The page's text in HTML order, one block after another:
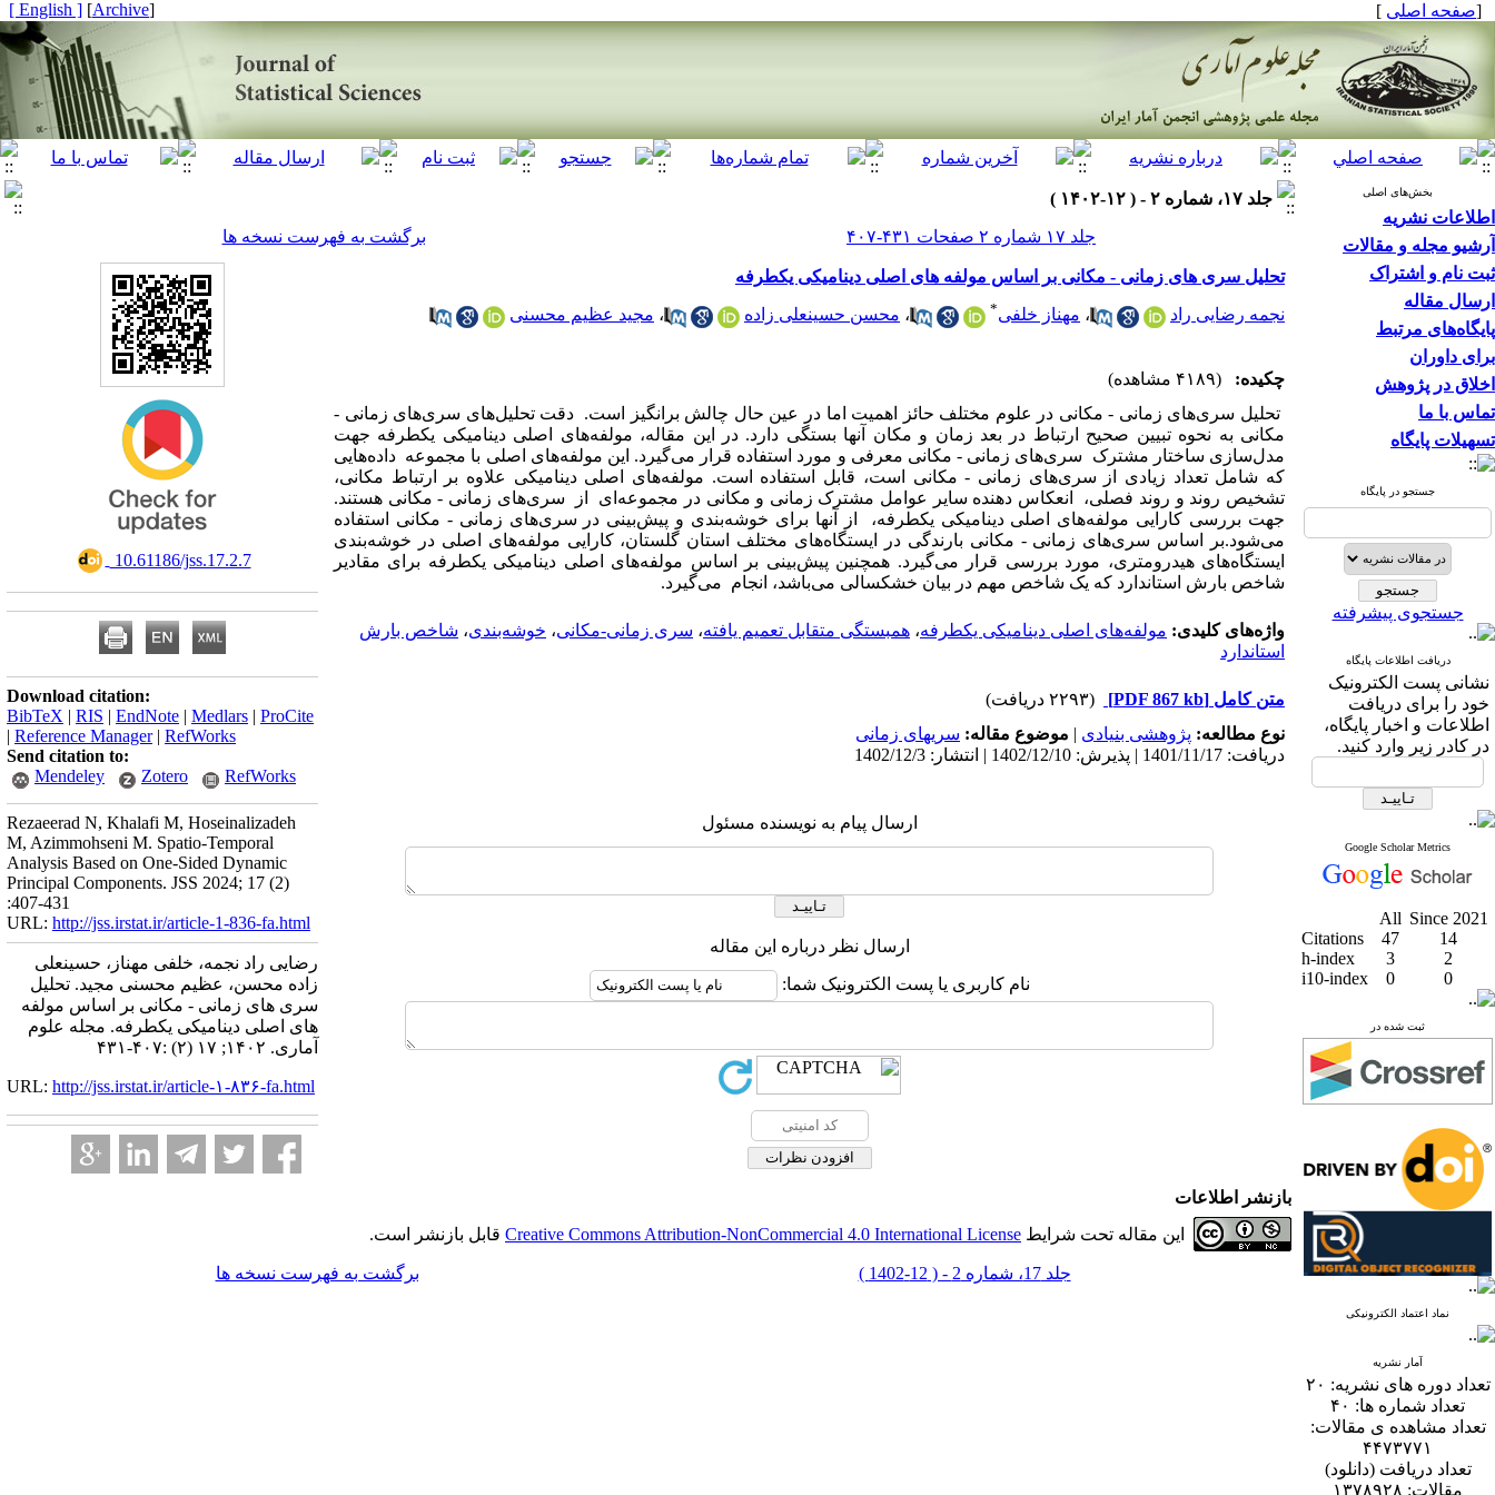
[صفحه اصلی ]
[
Archive
]
[ English ]
بخش‌های اصلی
اطلاعات نشریه
آرشیو مجله و مقالات
ثبت نام و اشتراک
ارسال مقاله
پایگاه‌های مرتبط
برای داوران
اخلاق در پژوهش
تماس با ما
تسهیلات پایگاه
جستجو در پایگاه
جستجوی پیشرفته
دریافت اطلاعات پایگاه
نشانی پست الکترونیک
خود را برای دریافت
اطلاعات و اخبار پایگاه،
در کادر زیر وارد کنید.
Google Scholar Metrics
All Since 2021
Citations
47
14
h-index
3
2
i10-index
0 0
ثبت شده در
نماد اعتماد الکترونیکی
آمار نشریه
تعداد دوره های نشریه: ۲۰
تعداد شماره ها: ۴۰
تعداد مشاهده ی مقالات:
۴۴۷۳۷۷۱
تعداد دریافت (دانلود)
مقالات: ۱۳۷۸۹۲۸
جلد ۱۷، شماره ۲ - ( ۱۲-۱۴۰۲ )
جلد ۱۷ شماره ۲ صفحات ۴۳۱-۴۰۷
برگشت به فهرست نسخه ها
تحلیل سری های زمانی - مکانی بر اساس مولفه های اصلی دینامیکی یکطرفه
نجمه رضایی راد ، مهناز خلفی* ، محسن حسینعلی زاده ، مجید عظیم محسنی
چکیده:
(۴۱۸۹ مشاهده)
تحلیل سری‌های زمانی - مکانی در علوم مختلف حائز اهمیت اما در عین حال چالش برانگیز است. دقت تحلیل‌های سری‌‌‌های زمانی -
مکانی به نحوه تبیین صحیح ارتباط در بعد زمان و مکان آنها بستگی دارد. در این مقاله، مولفه‌های اصلی دینامیکی یکطرفه جهت
مدل‌سازی ساختار مشترک سری‌های زمانی - مکانی معرفی و مورد استفاده قرار می‌گیرد. این مولفه‌های اصلی با مجموعه داده‌هایی
که شامل تعداد زیادی از سری‌های زمانی - مکانی است، قابل استفاده است. مولفه‌های اصلی دینامیکی علاوه بر ارتباط مکانی،
تشخیص روند و روند فصلی، انعکاس دهنده سایر عوامل مشترک زمانی و مکانی در مجموعه‌ای از سری‌های زمانی - مکانی هستند.
جهت بررسی کارایی مولفه‌های اصلی دینامیکی یکطرفه، از آنها برای خوشه‌‌‌بندی و پیش‌بینی در سری‌های زمانی - مکانی استفاده
می‌شود.بر اساس سری‌های زمانی - مکانی بارندگی در ایستگاه‌های مختلف استان گلستان، کارایی مولفه‌‌های اصلی در خوشه‌بندی
ایستگاه‌های هیدرومتری، مورد بررسی قرار می‌گیرد. همچنین پیش‌بینی بر اساس مولفه‌های اصلی دینامیکی یکطرفه برای مقادیر
شاخص بارش استاندارد که یک شاخص مهم در بیان خشکسالی می‌باشد، انجام می‌گیرد.
واژه‌های کلیدی: مولفه‌های اصلی دینامیکی یکطرفه، همبستگی متقابل تعمیم یافته، سری ‌زمانی-مکانی، خوشه‌بندی، شاخص بارش
استاندارد
متن کامل [PDF 867 kb]
(۲۲۹۳ دریافت)
نوع مطالعه: پژوهشی بنیادی | موضوع مقاله: سریهای زمانی
دریافت: 1401/11/17 | پذیرش: 1402/12/10 | انتشار: 1402/12/3
ارسال پیام به نویسنده مسئول
ارسال نظر درباره این مقاله
نام کاربری یا پست الکترونیک شما:
‎ 10.61186/jss.17.2.7
Download citation:
BibTeX | RIS | EndNote | Medlars | ProCite
| Reference Manager| RefWorks
Send citation to:
Mendeley
Zotero RefWorks
Rezaeerad N, Khalafi M, Hoseinalizadeh
M, Azimmohseni M. Spatio-Temporal
Analysis Based on One-Sided Dynamic
Principal Components. JSS 2024; 17 (2)
:407-431
URL: http://jss.irstat.ir/article-1-836-fa.html
رضایی راد نجمه، خلفی مهناز، حسینعلی
زاده محسن، عظیم محسنی مجید. تحلیل
سری های زمانی - مکانی بر اساس مولفه
های اصلی دینامیکی یکطرفه. مجله علوم
آماری. ۱۴۰۲; ۱۷ (۲) :۴۰۷-۴۳۱
URL: http://jss.irstat.ir/article-۱-۸۳۶-fa.html
بازنشر اطلاعات
این مقاله تحت شرایط Creative Commons Attribution-NonCommercial 4.0 International License قابل بازنشر است.
جلد 17، شماره 2 - ( 12-1402 ) برگشت به فهرست نسخه ها